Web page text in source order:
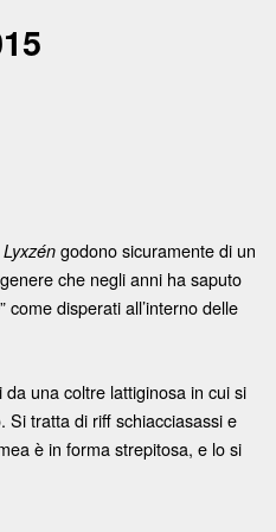
godono sicuramente di un
che negli anni ha saputo
” come disperati all’interno delle
una coltre lattiginosa in cui si
Si tratta di riff schiacciasassi e
è in forma strepitosa, e lo si